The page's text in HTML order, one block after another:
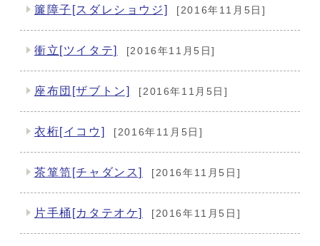
簾障子[スダレショウジ] [2016年11月5日]
衝立[ツイタテ] [2016年11月5日]
座布団[ザブトン] [2016年11月5日]
衣桁[イコウ] [2016年11月5日]
茶箪笥[チャダンス] [2016年11月5日]
片手桶[カタテオケ] [2016年11月5日]